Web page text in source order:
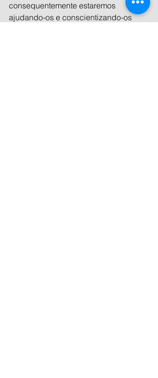
consequentemente estaremos
ajudando-os e conscientizando-os